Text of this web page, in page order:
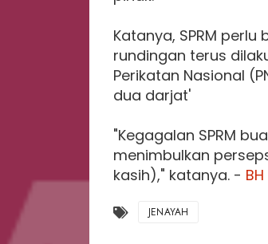
Katanya, SPRM
rundingan terus
Perikatan Nasional
dua darjat'
"Kegagalan SPRM
menimbulkan
kasih)," katanya. - BH
JENAYAH